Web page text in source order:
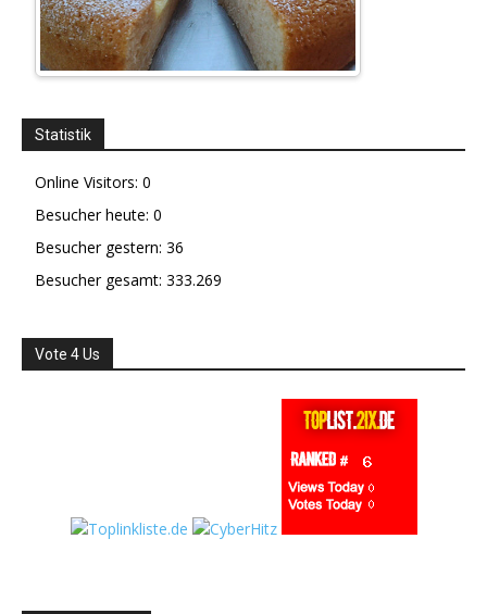
Statistik
Online Visitors: 0
Besucher heute: 0
Besucher gestern: 36
Besucher gesamt: 333.269
Vote 4 Us